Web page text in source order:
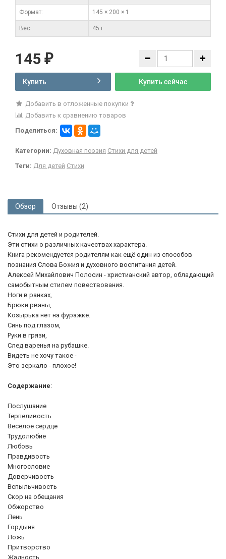
Формат: 145 × 200 × 1
Вес: 45 г
145 ₽
Купить Купить сейчас
Добавить в отложенные покупки
Добавить к сравнению товаров
Поделиться:
Категории: Духовная поэзия Стихи для детей
Теги: Для детей Стихи
Обзор Отзывы (2)
Стихи для детей и родителей.
Эти стихи о различных качествах характера.
Книга рекомендуется родителям как ещё один из способов
познания Слова Божия и духовного воспитания детей.
Алексей Михайлович Полосин - христианский автор, обладающий
самобытным стилем повествования.
Ноги в ранках,
Брюки рваны,
Козырька нет на фуражке.
Синь под глазом,
Руки в грязи,
След варенья на рубашке.
Видеть не хочу такое -
Это зеркало - плохое!
Содержание:
Послушание
Терпеливость
Весёлое сердце
Трудолюбие
Любовь
Правдивость
Многословие
Доверчивость
Вспыльчивость
Скор на обещания
Обжорство
Лень
Гордыня
Ложь
Притворство
Жадность